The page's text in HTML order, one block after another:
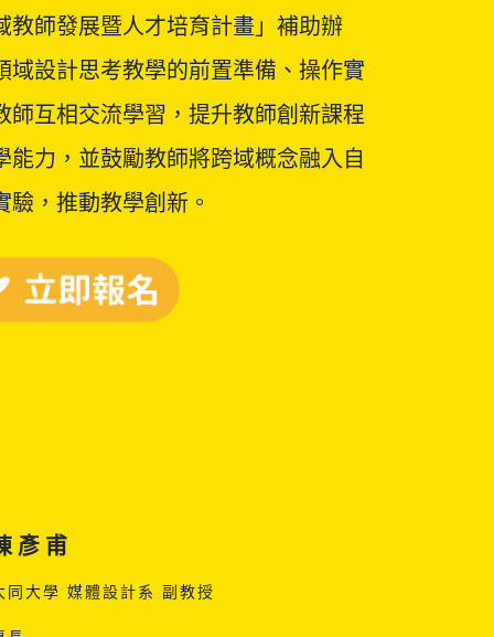
教師發展暨人才培育計畫」補助辦
域設計思考教學的前置準備、操作實
師互相交流學習，提升教師創新課程
力，並鼓勵教師將跨域概念融入自
，推動教學創新。
彥甫
同大學 媒體設計系 副教授